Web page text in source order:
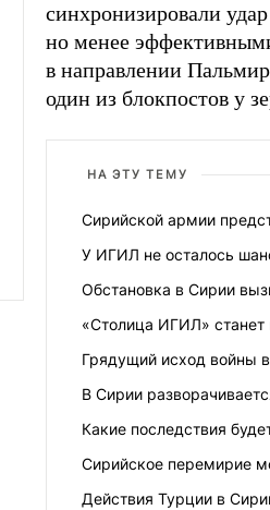
синхронизировали
но менее
в направлении
один из блокпостов у
НА ЭТУ ТЕМУ
Сирийской армии
У ИГИЛ не осталось
Обстановка в Сирии
«Столица ИГИЛ»
Грядущий исход войны
В Сирии
Какие последствия
Сирийское перемирие
Действия Турции в